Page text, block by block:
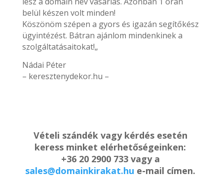
belül készen volt minden!
Köszönöm szépen a gyors és igazán segítőkész
ügyintézést. Bátran ajánlom mindenkinek a
szolgáltatásaitokat!„
Nádai Péter
– keresztenydekor.hu –
Vételi szándék vagy kérdés esetén
keress minket elérhetőségeinken:
+36 20 2900 733 vagy a
sales@domainkirakat.hu e-mail címen.